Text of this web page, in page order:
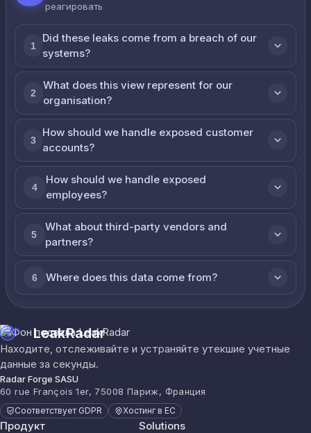
реагировать
1
Did these leaks come from a breach of our
systems?
2
What does this view represent for our
organisation?
3
How should we handle exposed customer
accounts?
4
How should we handle exposed
employees?
5
What about third-party vendors and
partners?
6 Where does this data come from?
LeakRadar
Находите, отслеживайте и устраняйте утекшие учетные
данные за секунды.
Radar Forge SASU
60 rue François 1er, 75008 Париж, Франция
Соответствует GDPR Хостинг в ЕС
Продукт Solutions